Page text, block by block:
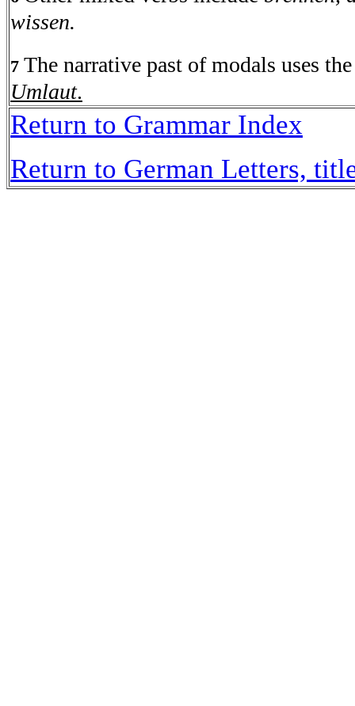
wissen.
7 The narrative past of modals uses
Umlaut.
Return to Grammar Index
Return to German Letters,